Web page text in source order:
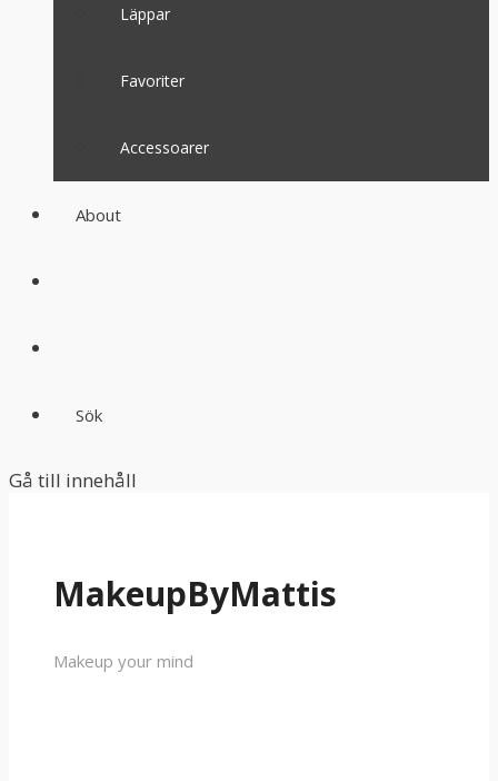
Läppar
Favoriter
Accessoarer
About
Sök
Gå till innehåll
MakeupByMattis
Makeup your mind